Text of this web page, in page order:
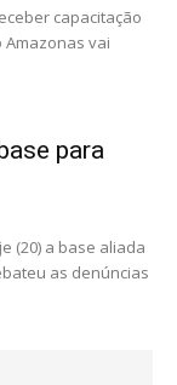
capacitação
Amazonas vai
para
(20) a base aliada
as denúncias